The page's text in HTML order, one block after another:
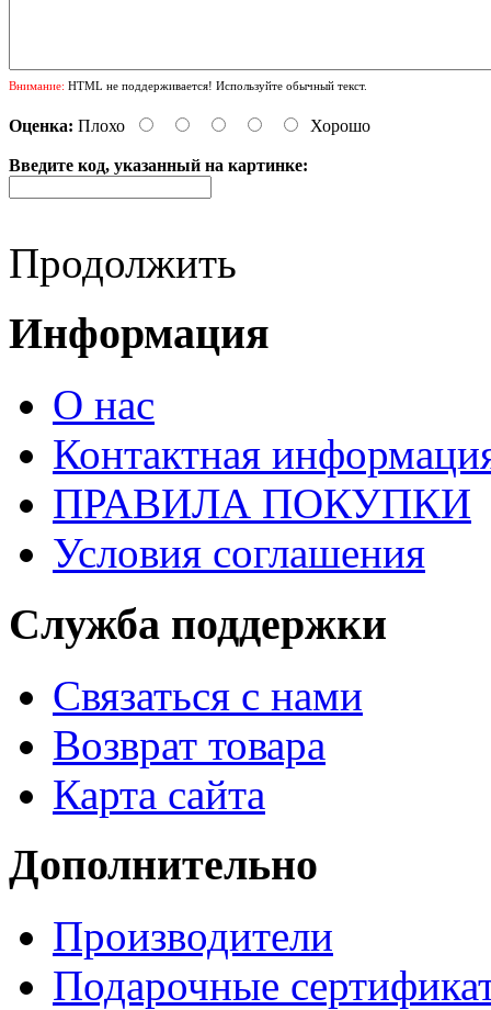
Внимание: HTML не поддерживается! Используйте обычный текст.
Оценка: Плохо Хорошо
Введите код, указанный на картинке:
Продолжить
Информация
О нас
Контактная
ПРАВИЛА ПОКУПКИ
Условия соглашения
Служба поддержки
Связаться с нами
Возврат товара
Карта сайта
Дополнительно
Производители
Подарочные